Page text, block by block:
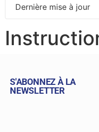
Dernière mise à jour
S'ABONNEZ À LA
NEWSLETTER